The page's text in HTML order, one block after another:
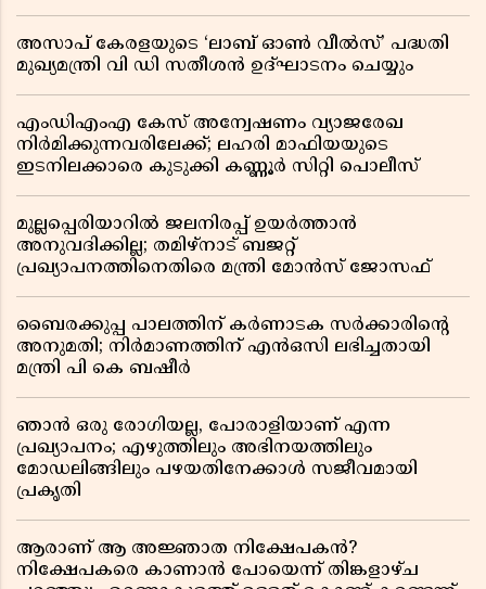
അസാപ് കേരളയുടെ ‘ലാബ് ഓൺ വീൽസ്’ പദ്ധതി
മുഖ്യമന്ത്രി വി ഡി സതീശൻ ഉദ്ഘാടനം ചെയ്യും
എംഡിഎംഎ കേസ് അന്വേഷണം വ്യാജരേഖ
നിർമിക്കുന്നവരിലേക്ക്; ലഹരി മാഫിയയുടെ
ഇടനിലക്കാരെ കുടുക്കി കണ്ണൂർ സിറ്റി പൊലീസ്
മുല്ലപ്പെരിയാറിൽ ജലനിരപ്പ് ഉയർത്താൻ
അനുവദിക്കില്ല; തമിഴ്നാട് ബജറ്റ്
പ്രഖ്യാപനത്തിനെതിരെ മന്ത്രി മോൻസ് ജോസഫ്
ബൈരക്കുപ്പ പാലത്തിന് കർണാടക സർക്കാരിൻ്റെ
അനുമതി; നിർമാണത്തിന് എൻഒസി ലഭിച്ചതായി
മന്ത്രി പി കെ ബഷീർ
ഞാൻ ഒരു രോഗിയല്ല, പോരാളിയാണ് എന്ന
പ്രഖ്യാപനം; എഴുത്തിലും അഭിനയത്തിലും
മോഡലിങ്ങിലും പഴയതിനേക്കാൾ സജീവമായി
പ്രകൃതി
ആരാണ് ആ അജ്ഞാത നിക്ഷേപകൻ?
നിക്ഷേപകരെ കാണാൻ പോയെന്ന് തിങ്കളാഴ്ച